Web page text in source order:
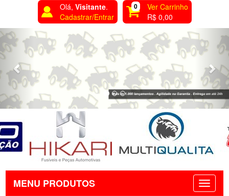
Olá, Visitante.
Cadastrar/Entrar
0
Ver Carrinho
R$ 0,00
Previous
MENU PRODUTOS